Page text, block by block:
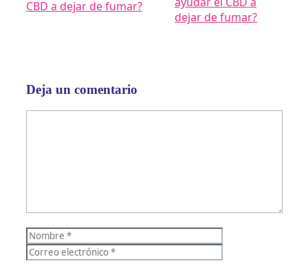
dejar de fumar?
Deja un comentario
Nombre
electrónico